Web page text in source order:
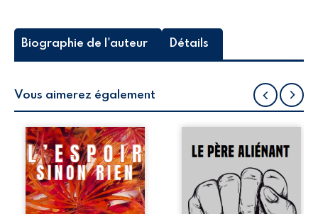
Biographie de l'auteur Détails
Vous aimerez également
Pierrot, fils d’un
ancien républicain
espagnol, fut
licencié du CAKA
– une grande
entreprise proche
Un psychologue et
un futur juge
discutent des
causes de
maltraitances
intrafamiliales. Le